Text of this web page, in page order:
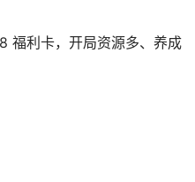
福利卡，开局资源多、养成